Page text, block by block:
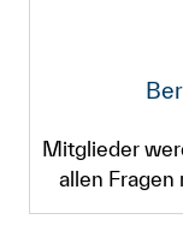
Mitglieder
allen